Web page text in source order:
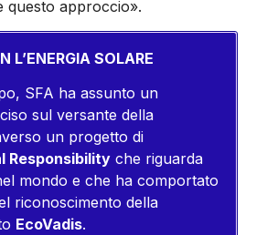
questo approccio».
L’ENERGIA SOLARE
SFA ha assunto un
sul versante della
un progetto di
Responsibility che riguarda
mondo e che ha comportato
riconoscimento della
EcoVadis.